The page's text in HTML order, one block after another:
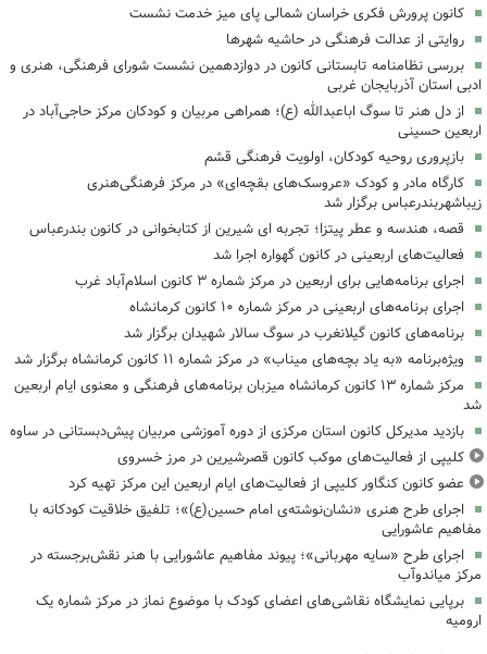
کانون پرورش فکری خراسان شمالی پای میز خدمت نشست
روایتی از عدالت فرهنگی در حاشیه شهرها
بررسی نظامنامه تابستانی کانون در دوازدهمین نشست شورای فرهنگی، هنری و
ادبی استان آذربایجان غربی
از دل هنر تا سوگ اباعبدالله (ع)؛ همراهی مربیان و کودکان مرکز حاجی‌آباد در
اربعین حسینی
بازپروری روحیه کودکان، اولویت فرهنگی قشم
کارگاه مادر و کودک «عروسک‌های بقچه‌ای» در مرکز فرهنگی‌هنری
زیباشهربندرعباس برگزار شد
قصه، هندسه و عطر پیتزا؛ تجربه ای شیرین از کتابخوانی در کانون بندرعباس
فعالیت‌های اربعینی در کانون گهواره اجرا شد
اجرای برنامه‌هایی برای اربعین در مرکز شماره ۳ کانون اسلام‌آباد غرب
اجرای برنامه‌های اربعینی در مرکز شماره ۱۰ کانون کرمانشاه
برنامه‌های کانون گیلانغرب در سوگ سالار شهیدان برگزار شد
ویژه‌برنامه «به یاد بچه‌های میناب» در مرکز شماره ۱۱ کانون کرمانشاه برگزار شد
مرکز شماره ۱۳ کانون کرمانشاه میزبان برنامه‌های فرهنگی و معنوی ایام اربعین
شد
بازدید مدیرکل کانون استان مرکزی از دوره آموزشی مربیان پیش‌دبستانی در ساوه
کلیپی از فعالیت‌های موکب کانون قصرشیرین در مرز خسروی
عضو کانون کنگاور کلیپی از فعالیت‌های ایام اربعین این مرکز تهیه کرد
اجرای طرح هنری «نشان‌نوشته‌ی امام حسین(ع)»؛ تلفیق خلاقیت کودکانه با
مفاهیم عاشورایی
اجرای طرح «سایه مهربانی»؛ پیوند مفاهیم عاشورایی با هنر نقش‌برجسته در
مرکز میاندوآب
برپایی نمایشگاه نقاشی‌های اعضای کودک با موضوع نماز در مرکز شماره یک
ارومیه